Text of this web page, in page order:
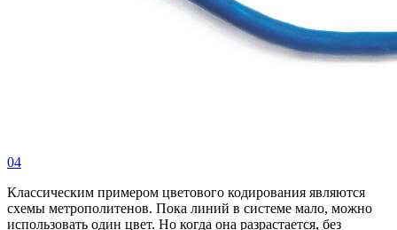
04
Классическим примером цветового кодирования являются
схемы метрополитенов. Пока линий в системе мало, можно
использовать один цвет. Но когда она разрастается, без